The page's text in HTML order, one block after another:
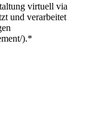
virtuell via
und verarbeitet
).*